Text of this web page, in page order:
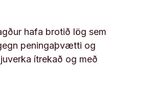
hafa brotið lög sem
peningaþvætti og
ítrekað og með